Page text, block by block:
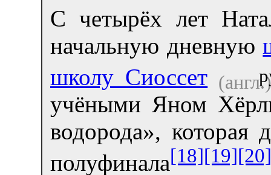
С четырёх лет
начальную дневную
школу Сиоссет
учёными Яном
водорода», которая
полуфинала[18][19][20]